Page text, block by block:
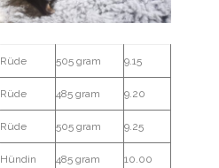
Rüde 505 gram 9.15
Rüde 485 gram 9.20
Rüde 505 gram 9.25
Hündin 485 gram 10.00